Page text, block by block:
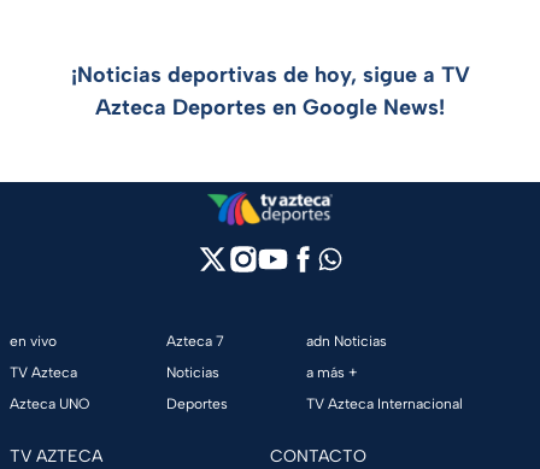
¡Noticias deportivas de hoy, sigue a TV
Azteca Deportes en Google News!
en vivo
TV Azteca
Azteca UNO
Azteca 7
Noticias
Deportes
adn Noticias
a más +
TV Azteca Internacional
TV AZTECA CONTACTO